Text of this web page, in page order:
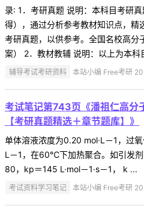
录: 1．考研真题 说明：本科目考研
得），通过分析参考教材知识点，精
考研真题，以供参考。全国名校高分
案） 2．教材教辅 说明：以上为本科
辅导考试考研资料 本站小编 Free考研
考试笔记第743页《潘祖仁高分
【考研真题精选＋章节题库】》
单体溶液浓度为0.20 mol·L－1，过
L－1，在60℃下加热聚合。如引发
80，kp＝145 L·mol－1·s－1， k ...
考试资料学习笔记 本站小编 Free考研